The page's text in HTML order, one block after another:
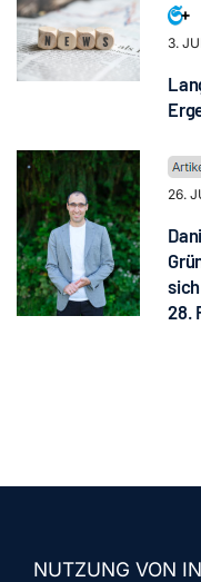
3.
26.
28.
NUTZUNG VON